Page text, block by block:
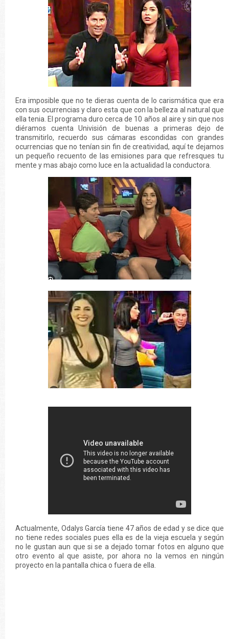
Era imposible que no te dieras cuenta de lo carismática que era
con sus ocurrencias y claro esta que con la belleza al natural que
ella tenia. El programa duro cerca de 10 años al aire y sin que nos
diéramos cuenta Univisión de buenas a primeras dejo de
transmitirlo, recuerdo sus cámaras escondidas con grandes
ocurrencias que no tenían sin fin de creatividad, aquí te dejamos
un pequeño recuento de las emisiones para que refresques tu
mente y mas abajo como luce en la actualidad la conductora.
Actualmente, Odalys García tiene 47 años de edad y se dice que
no tiene redes sociales pues ella es de la vieja escuela y según
no le gustan aun que si se a dejado tomar fotos en alguno que
otro evento al que asiste, por ahora no la vemos en ningún
proyecto en la pantalla chica o fuera de ella.